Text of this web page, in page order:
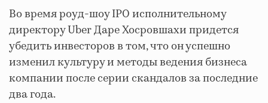
Во время роуд-шоу IPO исполнительному
директору Uber Даре Хосровшахи придется
убедить инвесторов в том, что он успешно
изменил культуру и методы ведения бизнеса
компании после серии скандалов за последние
два года.